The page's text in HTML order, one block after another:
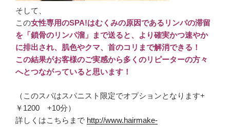
そして、
この女性専用のSPA!はむくみの原因であるリンパの滞留
を「鎖骨のリンパ溜」まで送ると、より確実かつ速やか
に排出され、肌色やクマ、首のコリまで解消できる！
この結果がお客様のご実感から多くのリピーターの方々
へとつながっていると思います！
（このスパはスパニスト限定でオプションとなります+
￥1200 +10分）
詳しくはこちらまで http://www.hairmake-